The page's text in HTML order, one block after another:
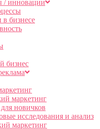
/ инновации
бизнесе
бизнес
маркетинг
новичков
исследования и анализ
маркетинг